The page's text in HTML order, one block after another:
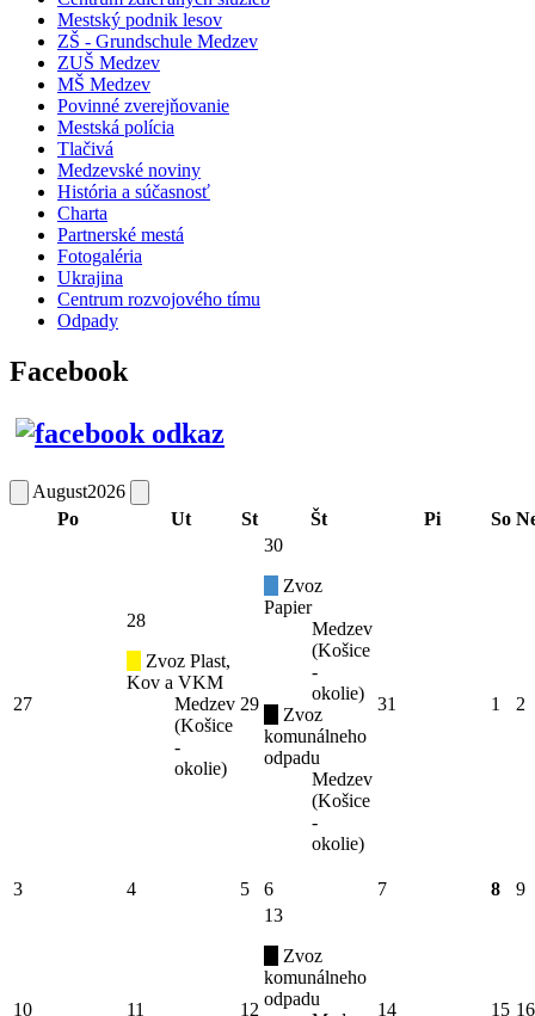
Mestský podnik lesov
ZŠ - Grundschule Medzev
ZUŠ Medzev
MŠ Medzev
Povinné zverejňovanie
Mestská polícia
Tlačivá
Medzevské noviny
História a súčasnosť
Charta
Partnerské mestá
Fotogaléria
Ukrajina
Centrum rozvojového tímu
Odpady
Facebook
August2026
Po
Ut St Št Pi So
27
28
Zvoz Plast,
Kov a VKM
Medzev
(Košice
-
okolie)
29
30
Zvoz
Papier
Medzev
(Košice
-
okolie)
Zvoz
komunálneho
odpadu
Medzev
(Košice
-
okolie)
31 1 2
3 4 5 6 7 8 9
10 11 12
13
Zvoz
komunálneho
odpadu
14 15 16